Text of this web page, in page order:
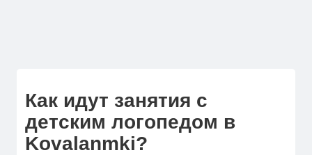
Как идут занятия с
детским логопедом в
Kovalanmki?